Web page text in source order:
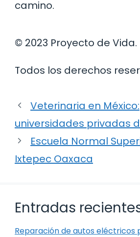
camino.
© 2023 Proyecto de Vida.
Todos los derechos
Veterinaria en México:
universidades privadas
Escuela Normal
Ixtepec Oaxaca
Entradas
Reparación de autos eléctricos